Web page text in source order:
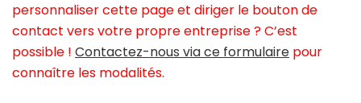
personnaliser cette page et diriger le bouton de
contact vers votre propre entreprise ? C’est
possible ! Contactez-nous via ce formulaire pour
connaître les modalités.